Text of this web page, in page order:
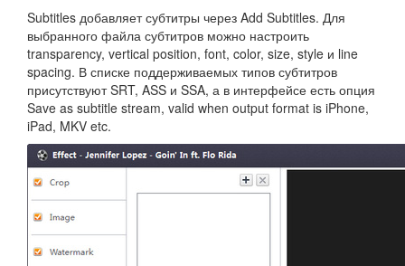
Subtitles добавляет субтитры через Add Subtitles. Для
выбранного файла субтитров можно настроить
transparency, vertical position, font, color, size, style и line
spacing. В списке поддерживаемых типов субтитров
присутствуют SRT, ASS и SSA, а в интерфейсе есть опция
Save as subtitle stream, valid when output format is iPhone,
iPad, MKV etc.